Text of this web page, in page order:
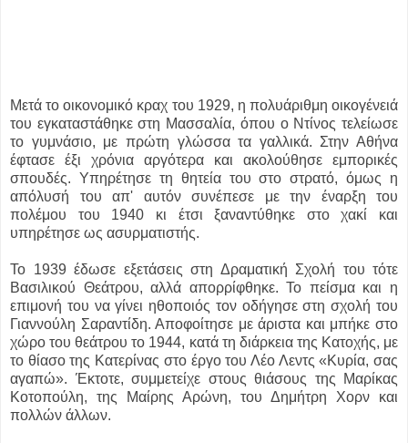
Μετά το οικονομικό κραχ του 1929, η πολυάριθμη οικογένειά
του εγκαταστάθηκε στη Mασσαλία, όπου ο Nτίνος τελείωσε
το γυμνάσιο, με πρώτη γλώσσα τα γαλλικά. Στην Αθήνα
έφτασε έξι χρόνια αργότερα και ακολούθησε εμπορικές
σπουδές. Υπηρέτησε τη θητεία του στο στρατό, όμως η
απόλυσή του απ' αυτόν συνέπεσε με την έναρξη του
πολέμου του 1940 κι έτσι ξαναντύθηκε στο χακί και
υπηρέτησε ως ασυρματιστής.
To 1939 έδωσε εξετάσεις στη Δραματική Σχολή του τότε
Βασιλικού Θεάτρου, αλλά απορρίφθηκε. Το πείσμα και η
επιμονή του να γίνει ηθοποιός τον οδήγησε στη σχολή του
Γιαννούλη Σαραντίδη. Αποφοίτησε με άριστα και μπήκε στο
χώρο του θεάτρου το 1944, κατά τη διάρκεια της Κατοχής, με
το θίασο της Κατερίνας στο έργο του Λέο Λεντς «Κυρία, σας
αγαπώ». Έκτοτε, συμμετείχε στους θιάσους της Μαρίκας
Κοτοπούλη, της Μαίρης Αρώνη, του Δημήτρη Χορν και
πολλών άλλων.